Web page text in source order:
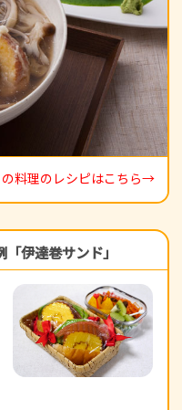
の料理のレシピはこちら→
伊達巻サンド」